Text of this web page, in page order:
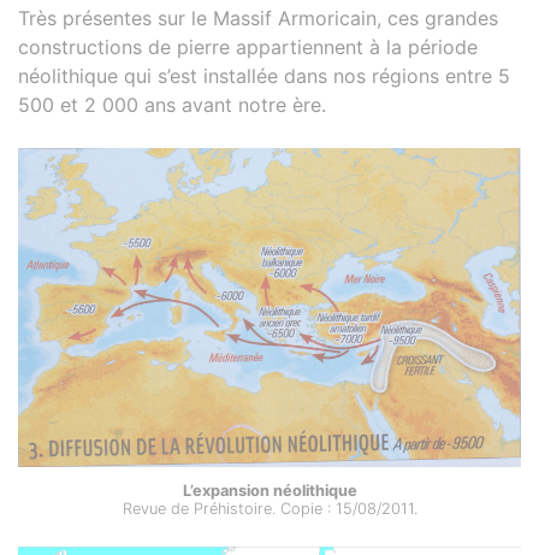
Très présentes sur le Massif Armoricain, ces grandes
constructions de pierre appartiennent à la période
néolithique qui s’est installée dans nos régions entre 5
500 et 2 000 ans avant notre ère.
L’expansion néolithique
Revue de Préhistoire. Copie : 15/08/2011.